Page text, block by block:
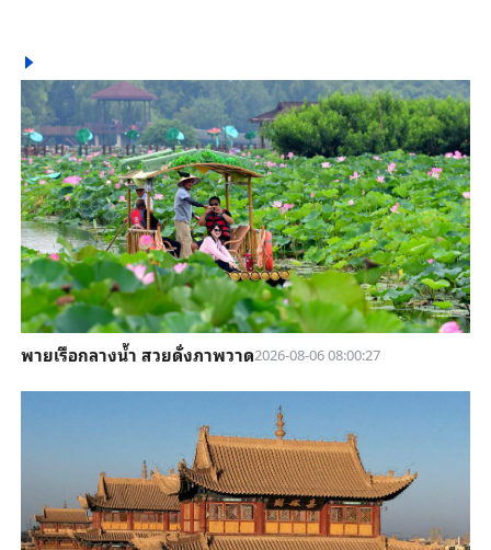
พายเรือกลางน้ำ สวยดั่งภาพวาด2026-08-06 08:00:27